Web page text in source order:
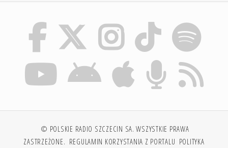
© POLSKIE RADIO SZCZECIN SA. WSZYSTKIE PRAWA
ZASTRZEŻONE. REGULAMIN KORZYSTANIA Z PORTALU POLITYKA